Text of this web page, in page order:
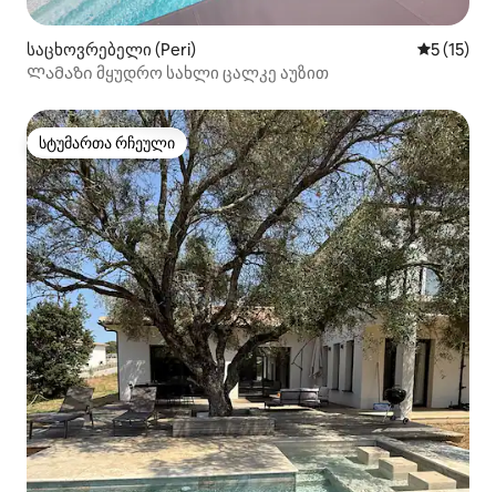
საცხოვრებელი (Peri) საშუალო
5 (15)
Ლამაზი მყუდრო სახლი ცალკე აუზით
სტუმართა რჩეული
სტუმართა რჩეული